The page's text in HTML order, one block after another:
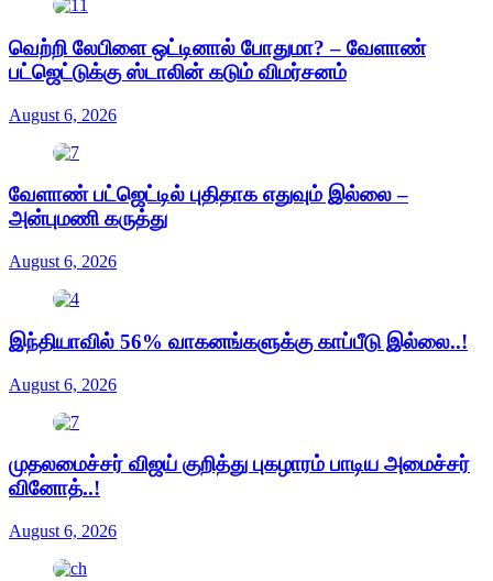
வெற்றி லேபிளை ஒட்டினால் போதுமா? – வேளாண்
பட்ஜெட்டுக்கு ஸ்டாலின் கடும் விமர்சனம்
August 6, 2026
வேளாண் பட்ஜெட்டில் புதிதாக எதுவும் இல்லை –
அன்புமணி கருத்து
August 6, 2026
இந்தியாவில் 56% வாகனங்களுக்கு காப்பீடு இல்லை..!
August 6, 2026
முதலமைச்சர் விஜய் குறித்து புகழாரம் பாடிய அமைச்சர்
வினோத்..!
August 6, 2026